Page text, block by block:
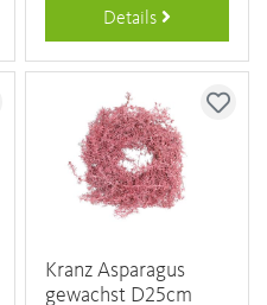
Details
Kranz Asparagus
gewachst D25cm